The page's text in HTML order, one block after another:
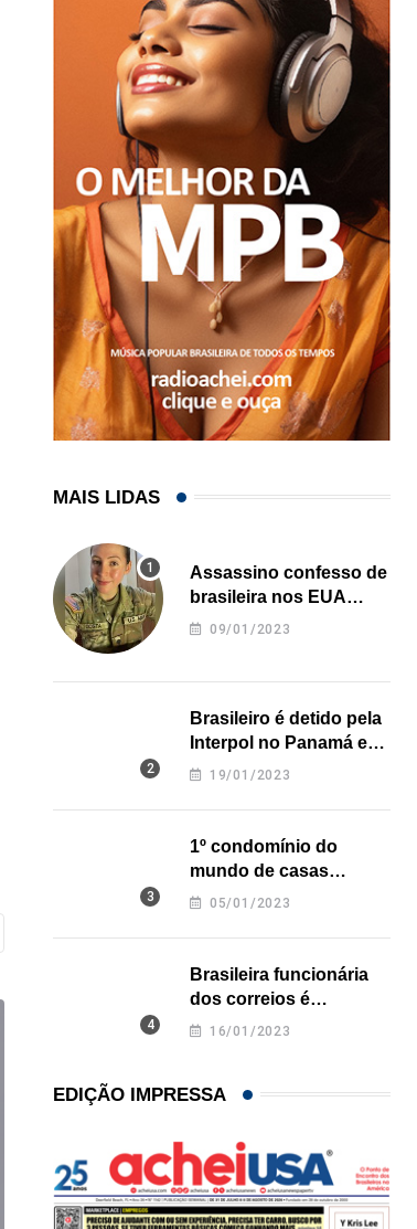
MAIS LIDAS
Assassino confesso de
brasileira nos EUA
revela onde deixou o
09/01/2023
Brasileiro é detido pela
Interpol no Panamá e
pode pegar prisão
19/01/2023
1º condomínio do
mundo de casas
impressas em 3D é
05/01/2023
Brasileira funcionária
dos correios é
assassinada a facadas
16/01/2023
EDIÇÃO IMPRESSA